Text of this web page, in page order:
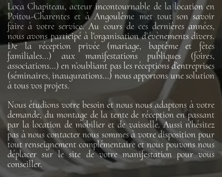
Loca Chapiteau, acteur incontournable de la location en
Poitou-Charentes et à Angoulême met tout son savoir
faire à votre service. Au cours de ces dernières années,
nous avons participé à l'organisation d’évènements divers.
De la réception privée (mariage, baptême et fêtes
familiales…) aux manifestations publiques (foires,
associations…) en n’oubliant pas les réceptions d’entreprises
(séminaires, inaugurations…) nous apportons une solution
à tous vos projets.
Nous étudions votre besoin et nous nous adaptons à votre
demande, du montage de la tente de réception en passant
par la location de mobilier et de vaisselle. Aussi n'hésitez
pas à nous contacter nous sommes à votre disposition pour
tout renseignement complémentaire et nous pouvons nous
déplacer sur le site de votre manifestation pour vous
conseiller.